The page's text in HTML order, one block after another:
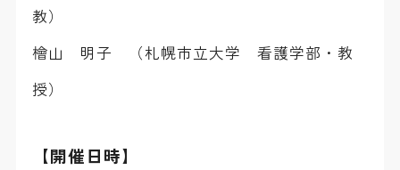
教）
檜山 明子 （札幌市立大学 看護学部・教
授）
【開催日時】